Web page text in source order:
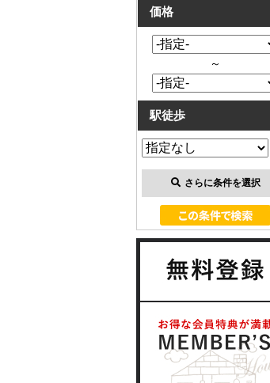
価格
～
駅徒歩
さらに条件を選択